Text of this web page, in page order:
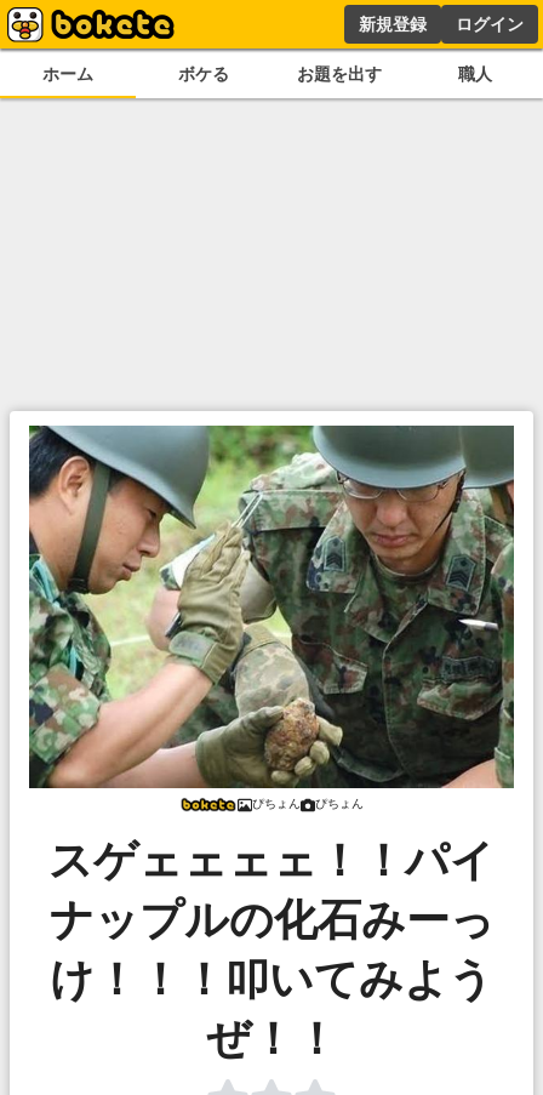
新規登録 ログイン
ホーム ボケる お題を出す 職人
ぴちょん ぴちょん
スゲェェェェ！！パイ
ナップルの化石みーっ
け！！！叩いてみよう
ぜ！！